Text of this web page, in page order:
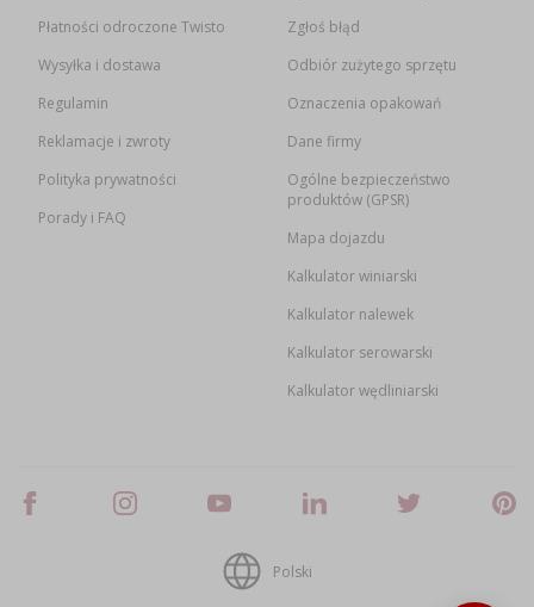
Płatności odroczone Twisto
Wysyłka i dostawa
Regulamin
Reklamacje i zwroty
Polityka prywatności
Porady i FAQ
Zgłoś błąd
Odbiór zużytego sprzętu
Oznaczenia opakowań
Dane firmy
Ogólne bezpieczeństwo
produktów (GPSR)
Mapa dojazdu
Kalkulator winiarski
Kalkulator nalewek
Kalkulator serowarski
Kalkulator wędliniarski
Polski